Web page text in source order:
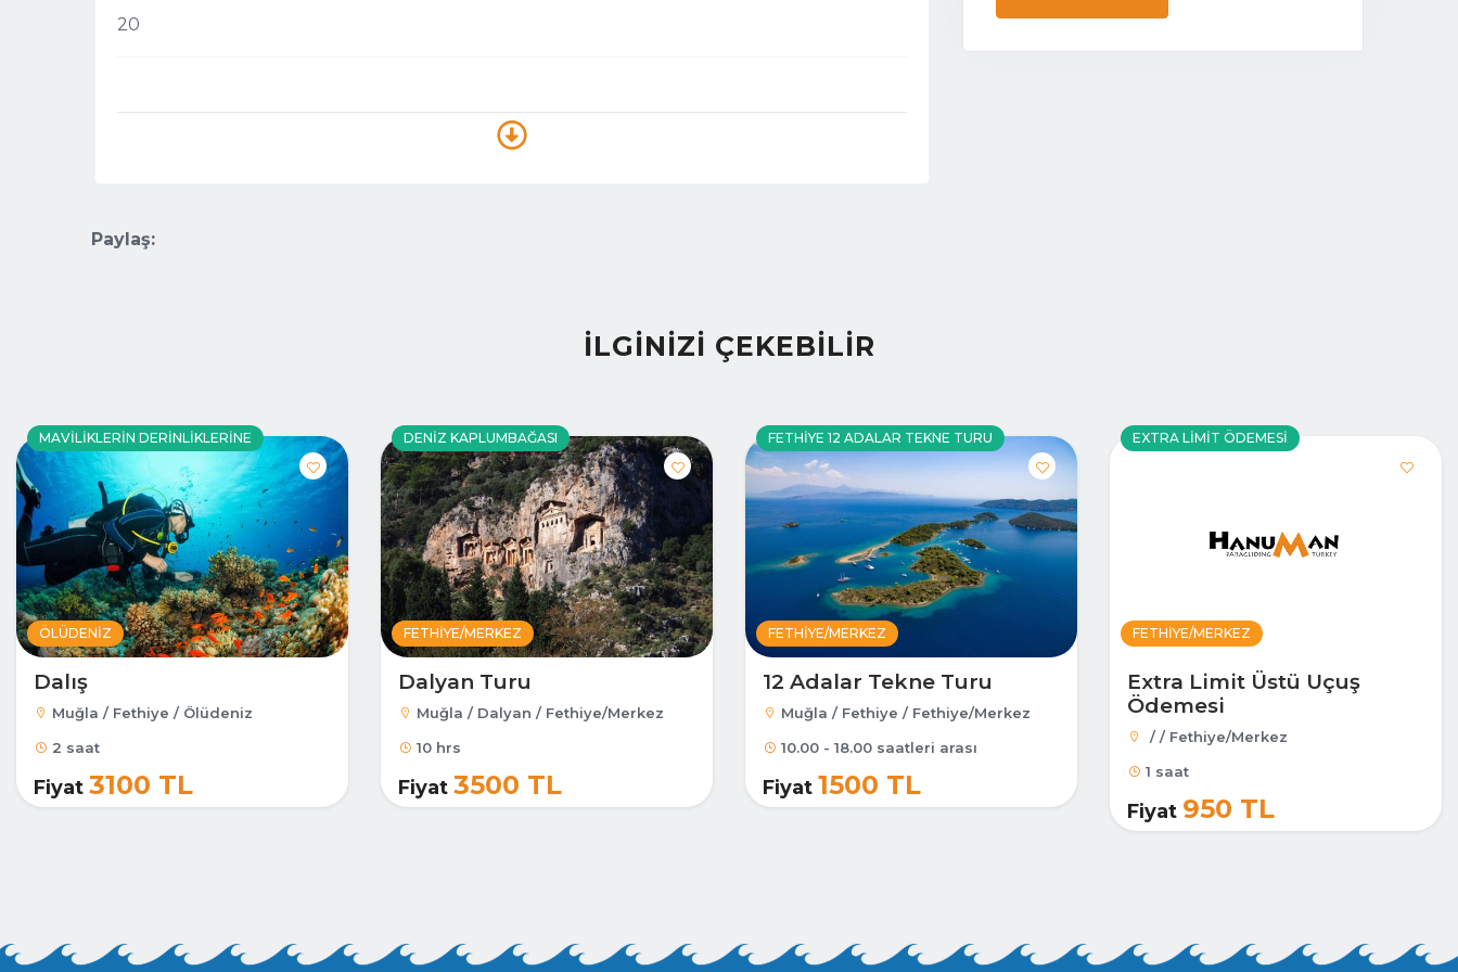
20
Paylaş:
İLGINIZI ÇEKEBILIR
MAVILIKLERIN DERINLIKLERINE
ÖLÜDENIZ
Dalış
Muğla / Fethiye / Ölüdeniz
2 saat
Fiyat 3100 TL
DENIZ KAPLUMBAĞASI
FETHIYE/MERKEZ
Dalyan Turu
Muğla / Dalyan / Fethiye/Merkez
10 hrs
Fiyat 3500 TL
FETHIYE 12 ADALAR TEKNE TURU
FETHIYE/MERKEZ
12 Adalar Tekne Turu
Muğla / Fethiye / Fethiye/Merkez
10.00 - 18.00 saatleri arası
Fiyat 1500 TL
EXTRA LIMIT ÖDEMESI
FETHIYE/MERKEZ
Extra Limit Üstü Uçuş
Ödemesi
/ / Fethiye/Merkez
1 saat
Fiyat 950 TL